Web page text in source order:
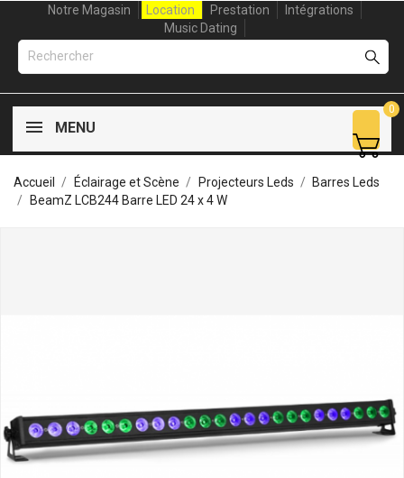
Notre Magasin Location Prestation
Intégrations
Music Dating
MENU
0
Accueil Éclairage et Scène Projecteurs Leds
Barres Leds
BeamZ LCB244 Barre LED 24 x 4 W